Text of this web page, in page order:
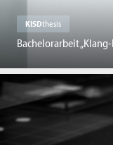
KISDthesis
Bachelorarbeit